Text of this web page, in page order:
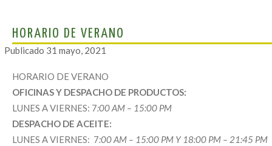
HORARIO DE VERANO
Publicado 31 mayo, 2021
HORARIO DE VERANO
OFICINAS Y DESPACHO DE PRODUCTOS:
LUNES A VIERNES: 7:00 AM – 15:00 PM
DESPACHO DE ACEITE:
LUNES A VIERNES: 7:00 AM – 15:00 PM Y 18:00 PM – 21:45 PM